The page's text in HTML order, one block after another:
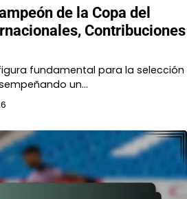
de la Copa del
Contribuciones
fundamental para la selección
un…